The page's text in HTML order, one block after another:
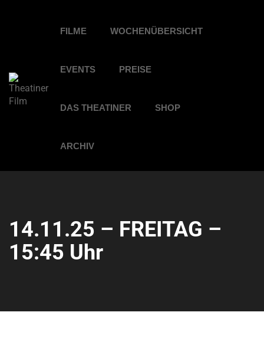
FILME WOCHENÜBERSICHT
EVENTS PREISE
DAS THEATINER SHOP
ARCHIV
14.11.25 – FREITAG –
15:45 Uhr